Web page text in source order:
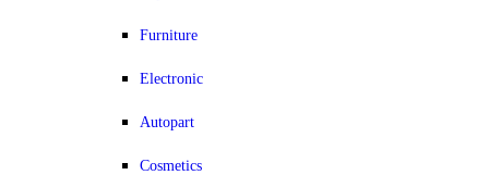
Furniture
Electronic
Autopart
Cosmetics